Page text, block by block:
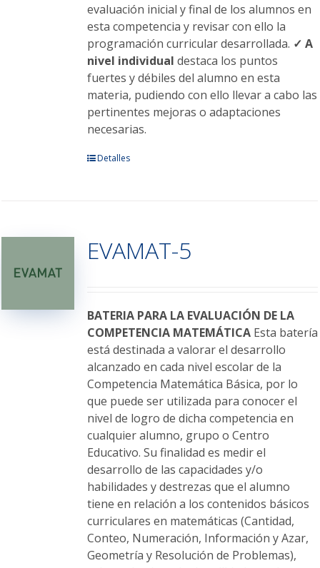
evaluación inicial y final de los alumnos en
esta competencia y revisar con ello la
programación curricular desarrollada. ✓ A
nivel individual destaca los puntos
fuertes y débiles del alumno en esta
materia, pudiendo con ello llevar a cabo las
pertinentes mejoras o adaptaciones
necesarias.
Este
Las
opciones
elegir
en
la
página
de
producto
Detalles
EVAMAT-5
BATERIA PARA LA EVALUACIÓN DE LA
COMPETENCIA MATEMÁTICAEsta batería
está destinada a valorar el desarrollo
alcanzado en cada nivel escolar de la
Competencia Matemática Básica, por lo
que puede ser utilizada para conocer el
nivel de logro de dicha competencia en
cualquier alumno, grupo o Centro
Educativo. Su finalidad es medir el
desarrollo de las capacidades y/o
habilidades y destrezas que el alumno
tiene en relación a los contenidos básicos
curriculares en matemáticas (Cantidad,
Conteo, Numeración, Información y Azar,
Geometría y Resolución de Problemas),